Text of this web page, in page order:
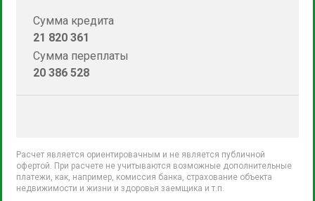
Сумма кредита
21 820 361
Сумма переплаты
20 386 528
Расчет является ориентировачным и не является публичной
офертой. При расчете не учитываются возможные дополнительные
платежи, как, например, комиссия банка, страхование объекта
недвижимости и жизни и здоровья заемщика и т.п.